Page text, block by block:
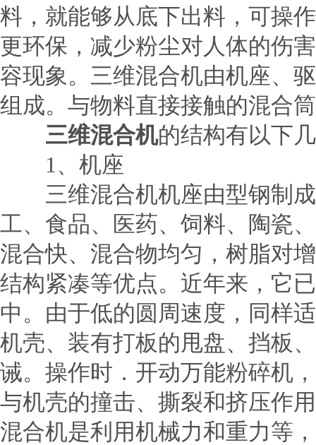
料，就能够从底下出料，可操
更环保，减少粉尘对人体的伤
容现象。三维混合机由机座、
组成。与物料直接接触的混合
三维混合机的结构有以下
1、机座
三维混合机机座由型钢制成
工、食品、医药、饲料、陶瓷
混合快、混合物均匀，树脂对
结构紧凑等优点。近年来，它
中。由于低的圆周速度，同
机壳、装有打板的甩盘、挡板
诫。操作时．开动万能粉碎机
与机壳的撞击、撕裂和挤压
混合机是利用机械力和重力等